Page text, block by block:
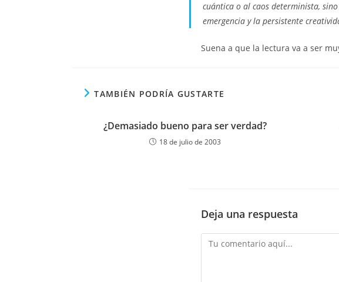
cuántica o al caos determinista,
emergencia y la persistente
Suena a que la lectura va a ser
TAMBIÉN PODRÍA GUSTARTE
¿Demasiado bueno para ser verdad?
18 de julio de 2003
Deja una respuesta
Comentario